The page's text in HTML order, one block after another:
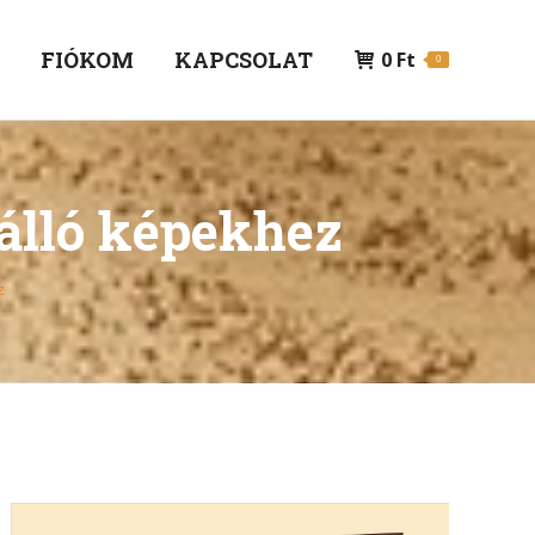
FIÓKOM KAPCSOLAT 0 Ft 0
képekhez